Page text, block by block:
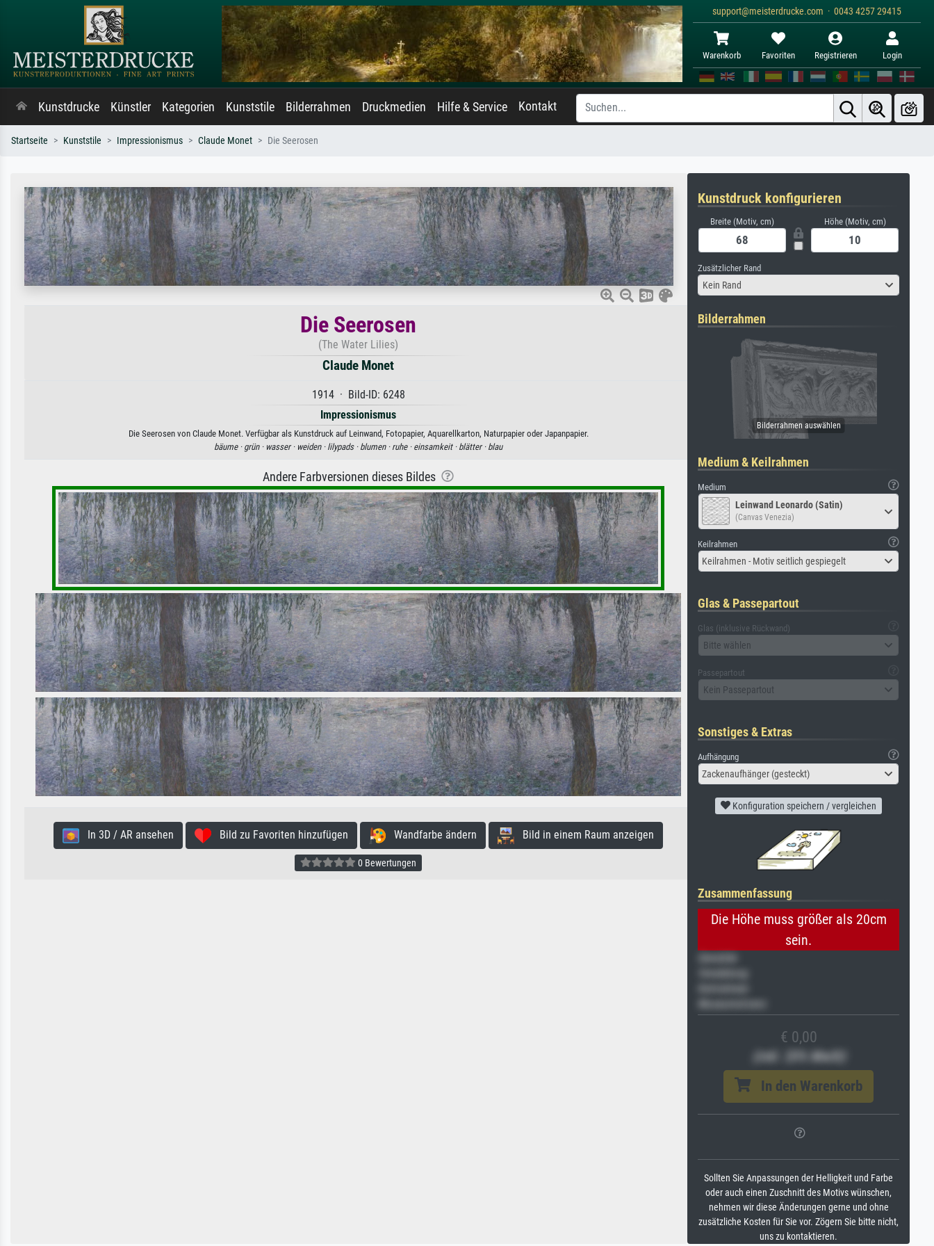
support@meisterdrucke.com · 0043 4257 29415
Warenkorb Favoriten Registrieren Login
Kunstdrucke Künstler Kategorien Kunststile Bilderrahmen Druckmedien Hilfe & Service Kontakt
Startseite Kunststile Impressionismus Claude Monet Die Seerosen
Die Seerosen
(The Water Lilies)
Claude Monet
1914 · Bild-ID: 6248
Impressionismus
Die Seerosen von Claude Monet. Verfügbar als Kunstdruck auf Leinwand, Fotopapier, Aquarellkarton, Naturpapier oder Japanpapier.
bäume · grün · wasser · weiden · lilypads · blumen · ruhe · einsamkeit · blätter · blau
Andere Farbversionen dieses Bildes
In 3D / AR ansehen Bild zu Favoriten hinzufügen Wandfarbe ändern Bild in einem Raum anzeigen
0 Bewertungen
Kunstdruck konfigurieren
Breite (Motiv, cm) Höhe (Motiv, cm)
Zusätzlicher Rand
Kein Rand
Bilderrahmen
Medium & Keilrahmen
Medium
Leinwand Leonardo (Satin)
(Canvas Venezia)
Keilrahmen
Keilrahmen - Motiv seitlich gespiegelt
Glas & Passepartout
Glas (inklusive Rückwand)
Bitte wählen
Passepartout
Kein Passepartout
Sonstiges & Extras
Aufhängung
Zackenaufhänger (gesteckt)
Konfiguration speichern / vergleichen
Zusammenfassung
Die Höhe muss größer als 20cm
sein.
Veredelung
Museumslizenz
€ 0,00
(inkl. 20% MwSt)
In den Warenkorb
Sollten Sie Anpassungen der Helligkeit und Farbe
oder auch einen Zuschnitt des Motivs wünschen,
nehmen wir diese Änderungen gerne und ohne
zusätzliche Kosten für Sie vor. Zögern Sie bitte nicht,
uns zu kontaktieren.